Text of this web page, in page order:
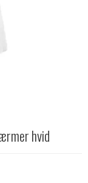
hvid